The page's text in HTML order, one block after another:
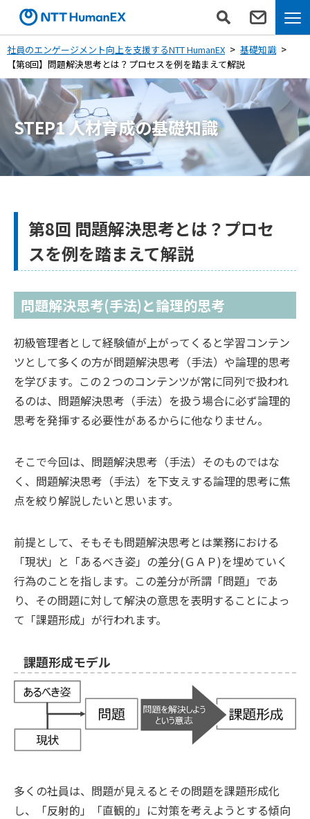
社員のエンゲージメント向上を支援するNTT HumanEX
基礎知識
【第8回】問題解決思考とは？プロセスを例を踏まえて解説
STEP1 人材育成の基礎知識
第8回 問題解決思考とは？プロセ
スを例を踏まえて解説
問題解決思考(手法)と論理的思考
初級管理者として経験値が上がってくると学習コンテン
ツとして多くの方が問題解決思考（手法）や論理的思考
を学びます。この２つのコンテンツが常に同列で扱われ
るのは、問題解決思考（手法）を扱う場合に必ず論理的
思考を発揮する必要性があるからに他なりません。
そこで今回は、問題解決思考（手法）そのものではな
く、問題解決思考（手法）を下支えする論理的思考に焦
点を絞り解説したいと思います。
前提として、そもそも問題解決思考とは業務における
「現状」と「あるべき姿」の差分(ＧＡＰ)を埋めていく
行為のことを指します。この差分が所謂「問題」であ
り、その問題に対して解決の意思を表明することによっ
て「課題形成」が行われます。
課題形成モデル
多くの社員は、問題が見えるとその問題を課題形成化
し、「反射的」「直観的」に対策を考えようとする傾向